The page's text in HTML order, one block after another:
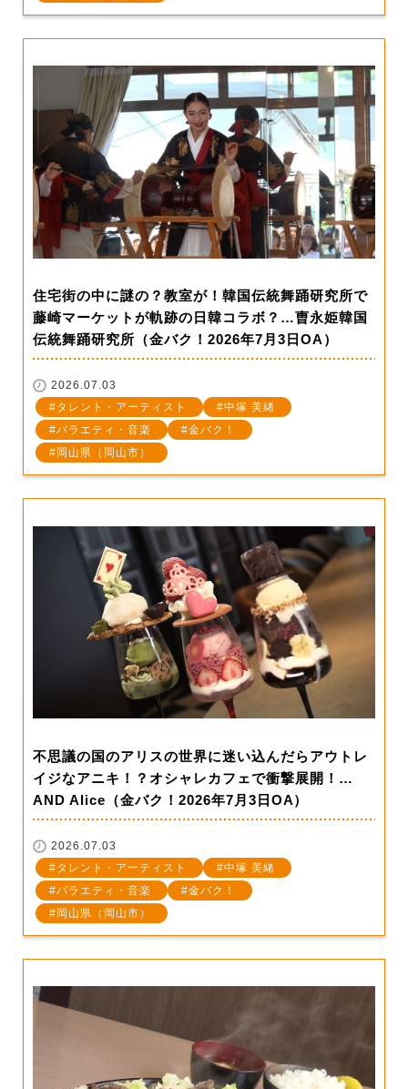
住宅街の中に謎の？教室が！韓国伝統舞踊研究所で
藤崎マーケットが軌跡の日韓コラボ？…曺永姫韓国
伝統舞踊研究所（金バク！2026年7月3日OA）
2026.07.03
タレント・アーティスト
中塚 美緒
バラエティ・音楽
金バク！
岡山県（岡山市）
不思議の国のアリスの世界に迷い込んだらアウトレ
イジなアニキ！？オシャレカフェで衝撃展開！…
AND Alice（金バク！2026年7月3日OA）
2026.07.03
タレント・アーティスト
中塚 美緒
バラエティ・音楽
金バク！
岡山県（岡山市）